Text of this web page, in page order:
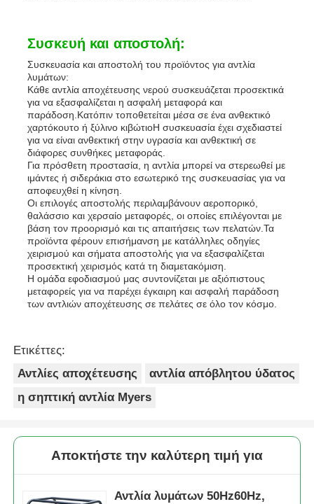
Συσκευή και αποστολή:
Συσκευασία και αποστολή του προϊόντος για αντλία
λυμάτων:
Κάθε αντλία αποχέτευσης νερού συσκευάζεται προσεκτικά
για να εξασφαλίζεται η ασφαλή μεταφορά και
παράδοση.Κατόπιν τοποθετείται μέσα σε ένα ανθεκτικό
χαρτόκουτο ή ξύλινο κιβώτιοΗ συσκευασία έχει σχεδιαστεί
για να είναι ανθεκτική στην υγρασία και ανθεκτική σε
διάφορες συνθήκες μεταφοράς.
Για πρόσθετη προστασία, η αντλία μπορεί να στερεωθεί με
ιμάντες ή σιδεράκια στο εσωτερικό της συσκευασίας για να
αποφευχθεί η κίνηση.
Οι επιλογές αποστολής περιλαμβάνουν αεροπορικό,
θαλάσσιο και χερσαίο μεταφορές, οι οποίες επιλέγονται με
βάση τον προορισμό και τις απαιτήσεις των πελατών.Τα
προϊόντα φέρουν επισήμανση με κατάλληλες οδηγίες
χειρισμού και σήματα αποστολής για να εξασφαλίζεται
προσεκτική χειρισμός κατά τη διαμετακόμιση.
Η ομάδα εφοδιασμού μας συντονίζεται με αξιόπιστους
μεταφορείς για να παρέχει έγκαιρη και ασφαλή παράδοση
των αντλιών αποχέτευσης σε πελάτες σε όλο τον κόσμο.
Ετικέττες:
Αντλίες αποχέτευσης
αντλία απόβλητου ύδατος
η σηπτική αντλία Myers
Αποκτήστε την καλύτερη τιμή για
Αντλία λυμάτων 50Hz60Hz,